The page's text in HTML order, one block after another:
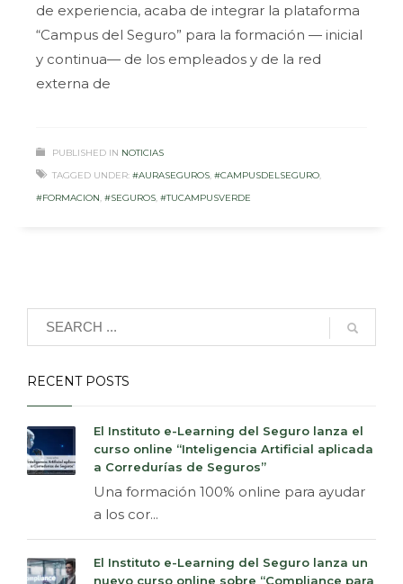
de experiencia, acaba de integrar la plataforma
“Campus del Seguro” para la formación — inicial
y continua— de los empleados y de la red
externa de
PUBLISHED IN NOTICIAS
TAGGED UNDER: #AURASEGUROS, #CAMPUSDELSEGURO,
#FORMACION, #SEGUROS, #TUCAMPUSVERDE
RECENT POSTS
El Instituto e-Learning del Seguro lanza el
curso online “Inteligencia Artificial aplicada
a Corredurías de Seguros”
Una formación 100% online para ayudar
a los cor...
El Instituto e-Learning del Seguro lanza un
nuevo curso online sobre “Compliance para